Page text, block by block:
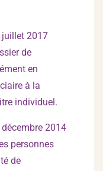
2017
de
en
à la
individuel.
2014
personnes
de